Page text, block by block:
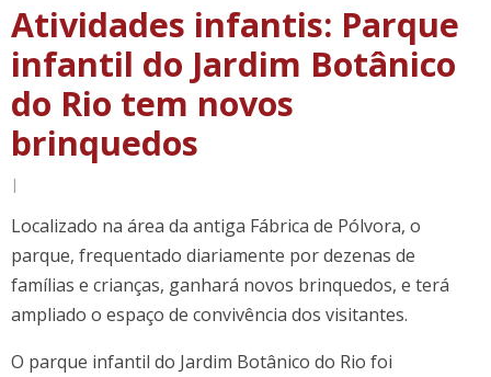
Atividades infantis: Parque
infantil do Jardim Botânico
do Rio tem novos
brinquedos
|
Localizado na área da antiga Fábrica de Pólvora, o
parque, frequentado diariamente por dezenas de
famílias e crianças, ganhará novos brinquedos, e terá
ampliado o espaço de convivência dos visitantes.
O parque infantil do Jardim Botânico do Rio foi